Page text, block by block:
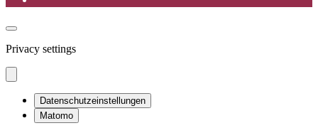
Privacy settings
Datenschutzeinstellungen
Matomo